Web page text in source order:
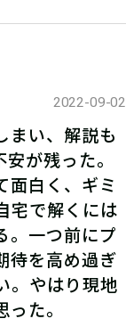
2022-09-02
まい、解説も
が残った。
面白く、ギミ
宅で解くには
。一つ前にプ
待を高め過ぎ
。やはり現地
た。